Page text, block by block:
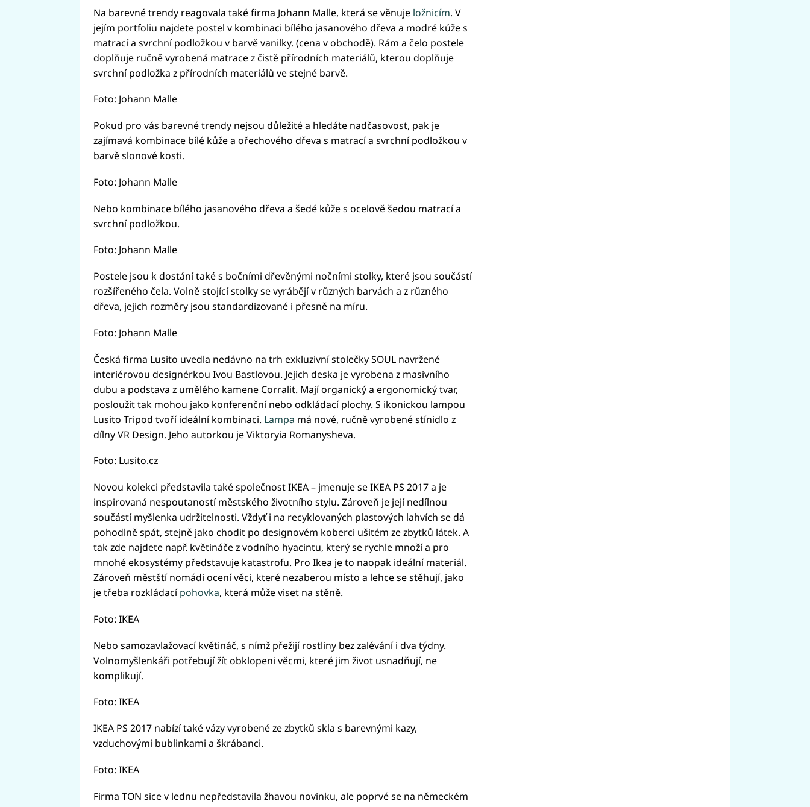
Na barevné trendy reagovala také firma Johann Malle, která se věnuje ložnicím. V
jejím portfoliu najdete postel v kombinaci bílého jasanového dřeva a modré kůže s
matrací a svrchní podložkou v barvě vanilky. (cena v obchodě). Rám a čelo postele
doplňuje ručně vyrobená matrace z čistě přírodních materiálů, kterou doplňuje
svrchní podložka z přírodních materiálů ve stejné barvě.
Foto: Johann Malle
Pokud pro vás barevné trendy nejsou důležité a hledáte nadčasovost, pak je
zajímavá kombinace bílé kůže a ořechového dřeva s matrací a svrchní podložkou v
barvě slonové kosti.
Foto: Johann Malle
Nebo kombinace bílého jasanového dřeva a šedé kůže s ocelově šedou matrací a
svrchní podložkou.
Foto: Johann Malle
Postele jsou k dostání také s bočními dřevěnými nočními stolky, které jsou součástí
rozšířeného čela. Volně stojící stolky se vyrábějí v různých barvách a z různého
dřeva, jejich rozměry jsou standardizované i přesně na míru.
Foto: Johann Malle
Česká firma Lusito uvedla nedávno na trh exkluzivní stolečky SOUL navržené
interiérovou designérkou Ivou Bastlovou. Jejich deska je vyrobena z masivního
dubu a podstava z umělého kamene Corralit. Mají organický a ergonomický tvar,
posloužit tak mohou jako konferenční nebo odkládací plochy. S ikonickou lampou
Lusito Tripod tvoří ideální kombinaci. Lampa má nové, ručně vyrobené stínidlo z
dílny VR Design. Jeho autorkou je Viktoryia Romanysheva.
Foto: Lusito.cz
Novou kolekci představila také společnost IKEA – jmenuje se IKEA PS 2017 a je
inspirovaná nespoutaností městského životního stylu. Zároveň je její nedílnou
součástí myšlenka udržitelnosti. Vždyť i na recyklovaných plastových lahvích se dá
pohodlně spát, stejně jako chodit po designovém koberci ušitém ze zbytků látek. A
tak zde najdete např. květináče z vodního hyacintu, který se rychle množí a pro
mnohé ekosystémy představuje katastrofu. Pro Ikea je to naopak ideální materiál.
Zároveň městští nomádi ocení věci, které nezaberou místo a lehce se stěhují, jako
je třeba rozkládacípohovka, která může viset na stěně.
Foto: IKEA
Nebo samozavlažovací květináč, s nímž přežijí rostliny bez zalévání i dva týdny.
Volnomyšlenkáři potřebují žít obklopeni věcmi, které jim život usnadňují, ne
komplikují.
Foto: IKEA
IKEA PS 2017 nabízí také vázy vyrobené ze zbytků skla s barevnými kazy,
vzduchovými bublinkami a škrábanci.
Foto: IKEA
Firma TON sice v lednu nepředstavila žhavou novinku, ale poprvé se na německém